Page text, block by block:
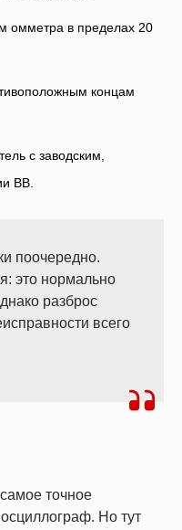
омметра в пределах 20
концам
с заводским,
ВВ.
поочередно.
это нормально
разброс
всего
точное
осциллограф. Но тут